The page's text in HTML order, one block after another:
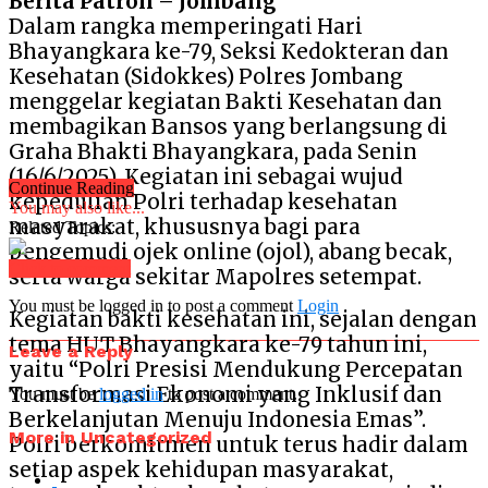
Dalam rangka memperingati Hari
Bhayangkara ke-79, Seksi Kedokteran dan
Kesehatan (Sidokkes) Polres Jombang
menggelar kegiatan Bakti Kesehatan dan
membagikan Bansos yang berlangsung di
Graha Bhakti Bhayangkara, pada Senin
(16/6/2025). Kegiatan ini sebagai wujud
kepedulian Polri terhadap kesehatan
masyarakat, khususnya bagi para
pengemudi ojek online (ojol), abang becak,
serta warga sekitar Mapolres setempat.
Kegiatan bakti kesehatan ini, sejalan dengan
tema HUT Bhayangkara ke-79 tahun ini,
yaitu “Polri Presisi Mendukung Percepatan
Transformasi Ekonomi yang Inklusif dan
Berkelanjutan Menuju Indonesia Emas”.
Polri berkomitmen untuk terus hadir dalam
setiap aspek kehidupan masyarakat,
Continue Reading
You may also like...
Related Topics:
You must be logged in to post a comment Login
Leave a Reply
You must belogged into post a comment.
More in Uncategorized